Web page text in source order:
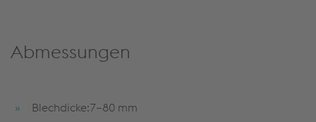
Abmessungen
Blechdicke:7–80 mm